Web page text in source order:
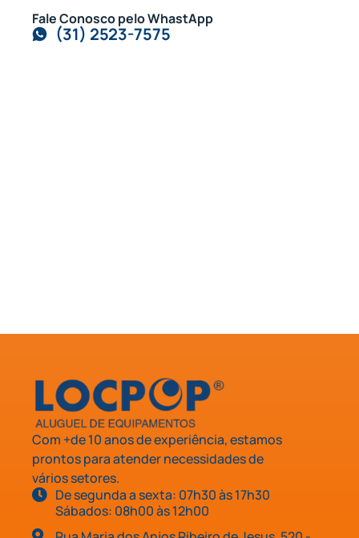
Fale Conosco pelo WhastApp
(31) 2523-7575
Com +de 10 anos de experiência, estamos
prontos para atender necessidades de
vários setores.
De segunda a sexta: 07h30 às 17h30
Sábados: 08h00 às 12h00